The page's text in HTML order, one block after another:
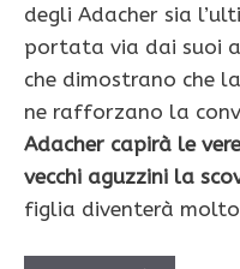
degli Adacher sia
portata via dai suoi
che dimostrano che
ne rafforzano la
Adacher capirà le
vecchi aguzzini la
figlia diventerà